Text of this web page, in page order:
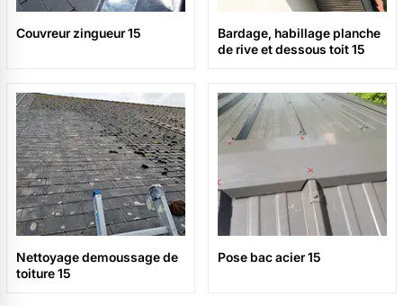
Couvreur zingueur 15
Bardage, habillage planche
de rive et dessous toit 15
Nettoyage demoussage de
toiture 15
Pose bac acier 15